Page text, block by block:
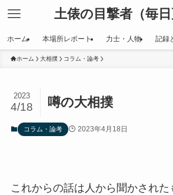
土俵の目撃者（毎日
ホーム 本場所レポート 力士・人物 記録
ホーム 大相撲 コラム・論考
噂の大相撲
2023
4/18
コラム・論考 2023年4月18日
これからの話は人から聞かされ